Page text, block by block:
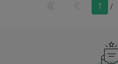
1 /